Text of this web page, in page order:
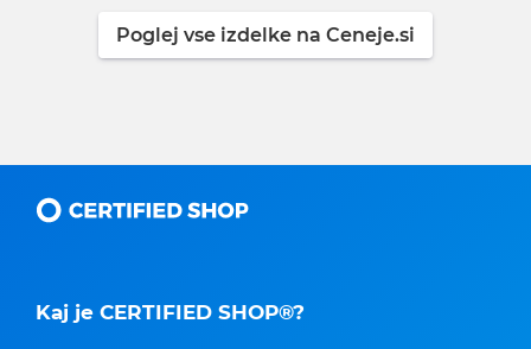
Poglej vse izdelke na Ceneje.si
Kaj je CERTIFIED SHOP®?